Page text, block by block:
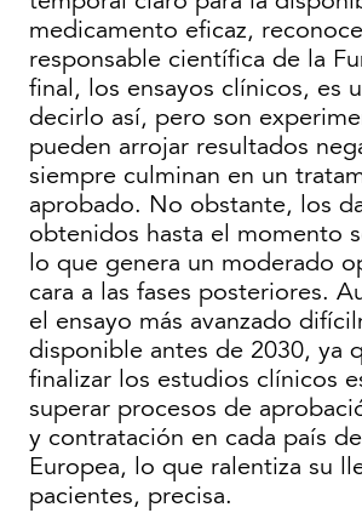
medicamento eficaz,
responsable científica de la
final, los ensayos clínicos, es
decirlo así, pero son
pueden arrojar resultados
siempre culminan en un
aprobado. No obstante, los
obtenidos hasta el momento
lo que genera un moderado
cara a las fases posteriores.
el ensayo más avanzado
disponible antes de 2030, ya
finalizar los estudios clínicos
superar procesos de
y contratación en cada país
Europea, lo que ralentiza su
pacientes, precisa.